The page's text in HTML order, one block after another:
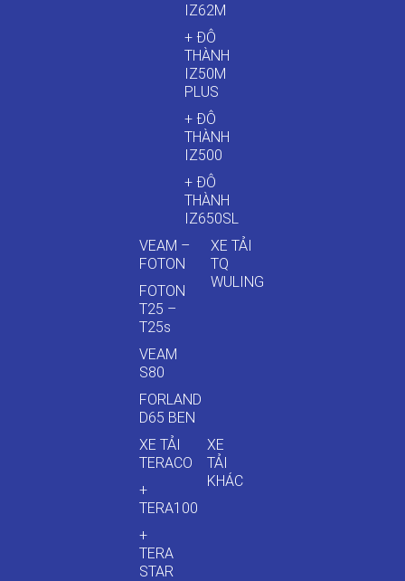
IZ62M
+ ĐÔ
THÀNH
IZ50M
PLUS
+ ĐÔ
THÀNH
IZ500
+ ĐÔ
THÀNH
IZ650SL
VEAM –
FOTON
FOTON
T25 –
T25s
VEAM
S80
FORLAND
D65 BEN
XE TẢI
TQ
WULING
XE TẢI
TERACO
+
TERA100
+
TERA
STAR
XE
TẢI
KHÁC